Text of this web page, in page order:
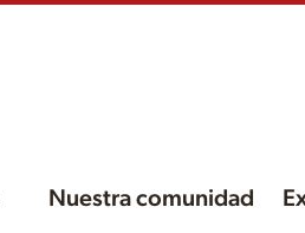
Nuestra comunidad